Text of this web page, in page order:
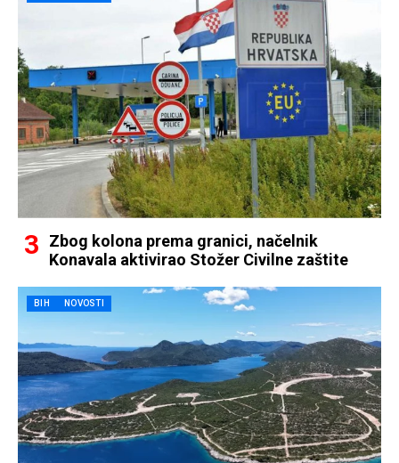
Zbog kolona prema granici, načelnik
Konavala aktivirao Stožer Civilne zaštite
BIH NOVOSTI